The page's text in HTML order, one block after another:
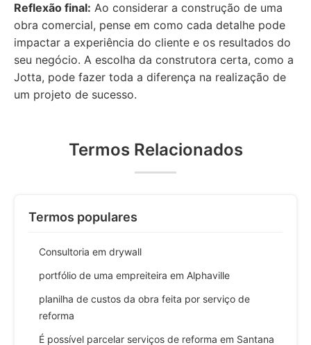
Reflexão final: Ao considerar a construção de uma
obra comercial, pense em como cada detalhe pode
impactar a experiência do cliente e os resultados do
seu negócio. A escolha da construtora certa, como a
Jotta, pode fazer toda a diferença na realização de
um projeto de sucesso.
Termos Relacionados
Termos populares
Consultoria em drywall
portfólio de uma empreiteira em Alphaville
planilha de custos da obra feita por serviço de
reforma
É possível parcelar serviços de reforma em Santana